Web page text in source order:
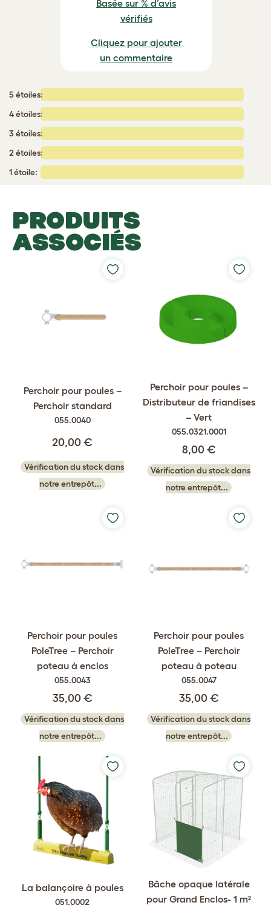
Basée sur % d’avis
vérifiés
Cliquez pour ajouter
un commentaire
5 étoiles:
4 étoiles:
3 étoiles:
2 étoiles:
1 étoile:
PRODUITS
ASSOCIÉS
Perchoir pour poules –
Perchoir standard
055.0040
20,00 €
Vérification du stock dans
notre entrepôt...
Perchoir pour poules –
Distributeur de friandises
– Vert
055.0321.0001
8,00 €
Vérification du stock dans
notre entrepôt...
Perchoir pour poules
PoleTree – Perchoir
poteau à enclos
055.0043
35,00 €
Vérification du stock dans
notre entrepôt...
Perchoir pour poules
PoleTree – Perchoir
poteau à poteau
055.0047
35,00 €
Vérification du stock dans
notre entrepôt...
La balançoire à poules
051.0002
Bâche opaque latérale
pour Grand Enclos- 1 m²